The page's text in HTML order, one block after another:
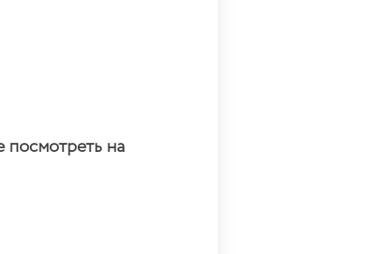
посмотреть на